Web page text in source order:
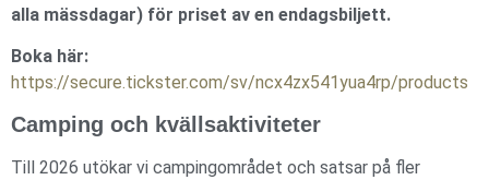
alla mässdagar) för priset av en endagsbiljett.
Boka här:
https://secure.tickster.com/sv/ncx4zx541yua4rp/products
Camping och kvällsaktiviteter
Till 2026 utökar vi campingområdet och satsar på fler